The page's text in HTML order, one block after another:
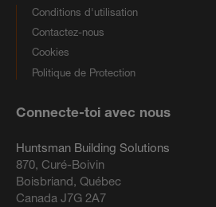
Conditions d'utilisation
Contactez-nous
Cookies
Politique de Protection
Connecte-toi avec nous
Huntsman Building Solutions
870, Curé-Boivin
Boisbriand, Québec
Canada J7G 2A7